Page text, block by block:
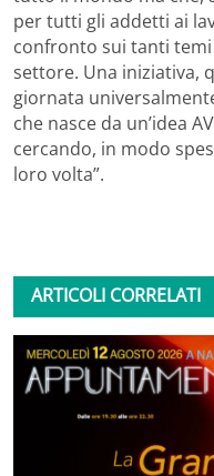
per tutti gli addetti ai
confronto sui tanti
settore. Una iniziativa,
giornata
che nasce da un’idea
cercando, in modo
loro volta”.
ARTICOLI CORRELATI